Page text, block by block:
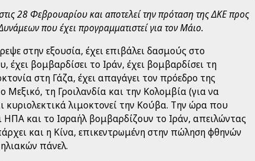
28 Φεβρουαρίου και αποτελεί την πρόταση της ΔΚΕ προς
που έχει προγραμματιστεί για τον Μάιο.
στην εξουσία, έχει επιβάλει δασμούς στο
έχει βομβαρδίσει το Ιράν, έχει βομβαρδίσει τη
στη Γάζα, έχει απαγάγει τον πρόεδρο της
Μεξικό, τη Γροιλανδία και την Κολομβία (για να
λιμοκτονεί την Κούβα. Την ώρα που
ΗΠΑ και το Ισραήλ βομβαρδίζουν το Ιράν, απειλώντας
και η Κίνα, επικεντρωμένη στην πώληση φθηνών
πάνελ.